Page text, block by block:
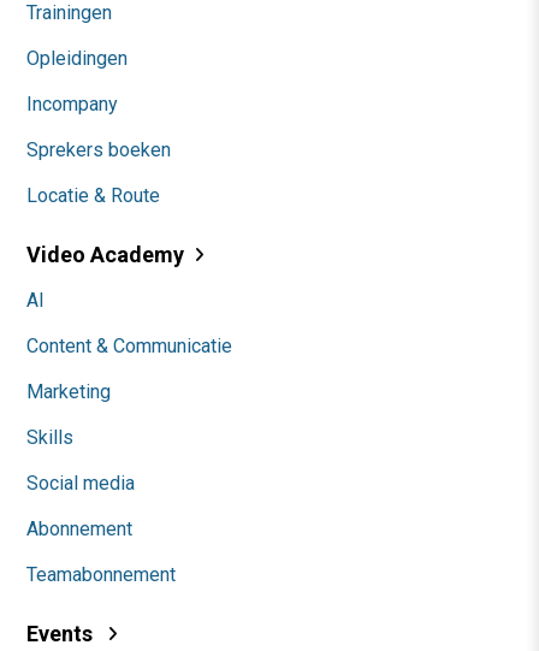
Trainingen
Opleidingen
Incompany
Sprekers boeken
Locatie & Route
Video Academy
AI
Content & Communicatie
Marketing
Skills
Social media
Abonnement
Teamabonnement
Events